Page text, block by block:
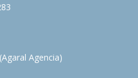
Agencia)